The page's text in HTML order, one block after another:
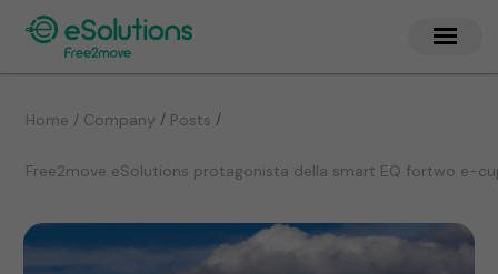
Home / Company / Posts /
Free2move eSolutions protagonista della smart EQ fortwo e-